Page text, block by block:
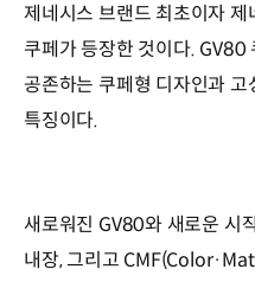
제네시스 브랜드 최초이자
쿠페가 등장한 것이다. GV80
공존하는 쿠페형 디자인과 고
특징이다.
새로워진 GV80와 새로운 시
내장, 그리고